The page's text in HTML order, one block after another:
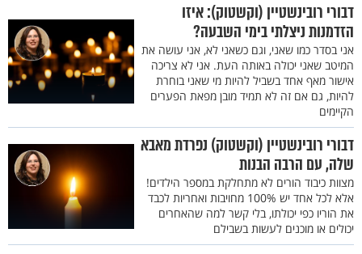
דבורי רובינשטיין (וקשטוק): איזו
הזדמנות ניצלתי בימי השבעה?
אני בסדר כמו שאני, וגם כשאני לא, אני עושה את
המיטב שאני יכולה באותה העת. אני לא צריכה
אישור מאף אחד בשביל להיות מי שאני בוחרת
להיות, גם אם זה לא תמיד מובן מפאת הפערים
הקיימים
דבורי רובינשטיין (וקשטוק) נפרדת מאבא
שלה, עם הרבה הבנות
מצוות כיבוד הורים לא מתחלקת במספר הילדים!
אלא לכל אחד יש 100% מחויבות ואחריות לכבד
את הוריו כפי יכולתו, בלי קשר למה שהאחרים
יכולים או מוכנים לעשות בשבילם